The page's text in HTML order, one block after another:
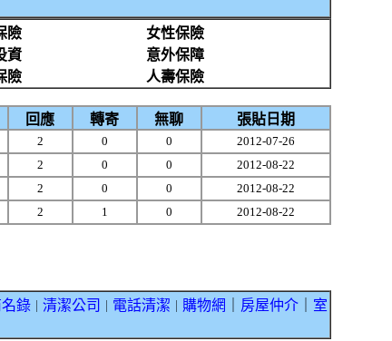
險
女性保險
資
意外保障
險 人壽保險
回應 轉寄 無聊
張貼日期
2 0 0 2012-07-26
2 0 0 2012-08-22
2 0 0 2012-08-22
2 1 0 2012-08-22
錄｜ 清潔公司 電話清潔 購物網 房屋仲介｜ 室